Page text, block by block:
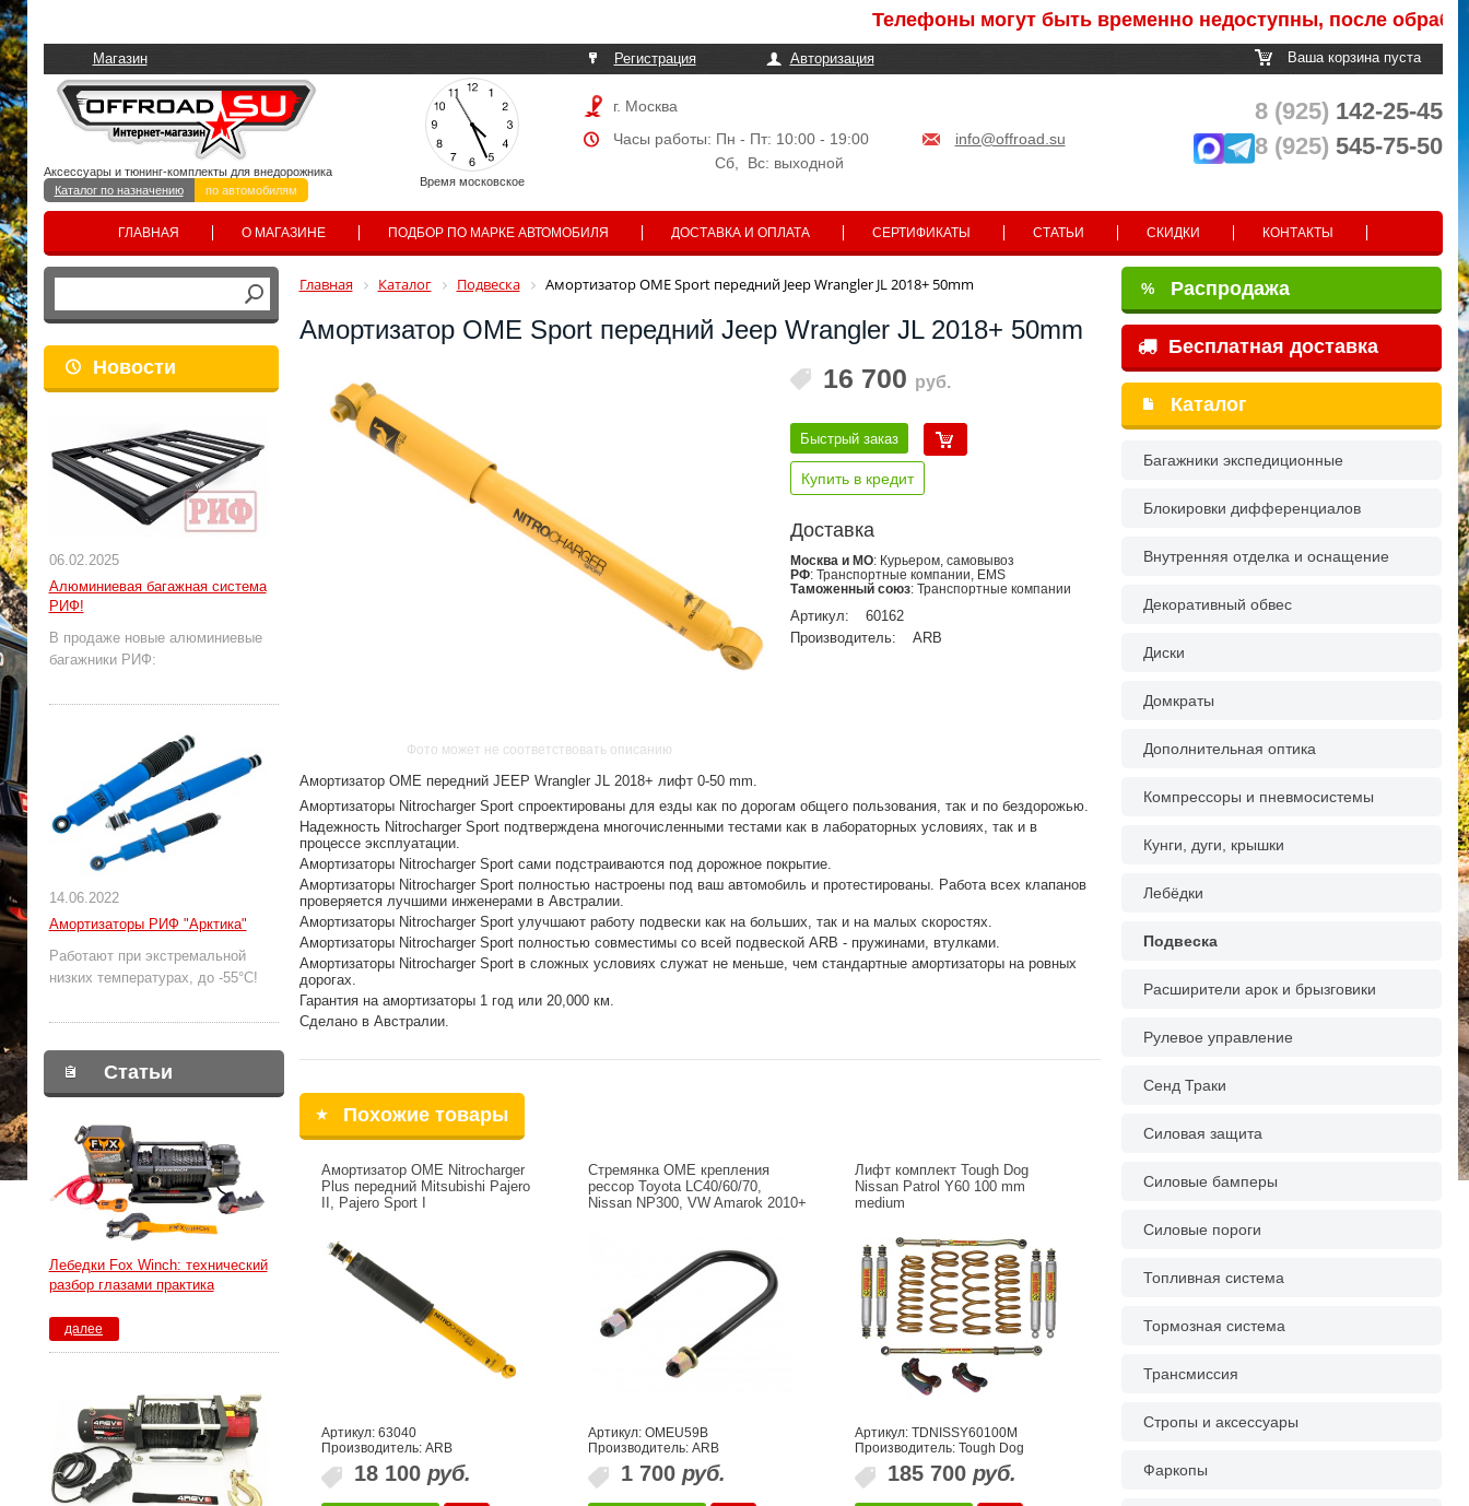
Телефоны могут быть временно недоступны, после обработки
Магазин Регистрация Авторизация Ваша корзина пуста
Время московское
Аксессуары и тюнинг-комплекты для внедорожника
Каталог по назначению
по автомобилям
г. Москва
Часы работы: Пн - Пт: 10:00 - 19:00
info@offroad.su
Сб, Вс: выходной
8 (925) 142-25-45
8 (925) 545-75-50
ГЛАВНАЯ О МАГАЗИНЕ ПОДБОР ПО МАРКЕ АВТОМОБИЛЯ ДОСТАВКА И ОПЛАТА СЕРТИФИКАТЫ СТАТЬИ СКИДКИ КОНТАКТЫ
Новости
06.02.2025
Алюминиевая багажная система
РИФ!
В продаже новые алюминиевые
багажники РИФ:
14.06.2022
Амортизаторы РИФ "Арктика"
Работают при экстремальной
низких температурах, до -55°С!
Статьи
Лебедки Fox Winch: технический
разбор глазами практика
далее
Главная Каталог Подвеска Амортизатор OME Sport передний Jeep Wrangler JL 2018+ 50mm
Амортизатор OME Sport передний Jeep Wrangler JL 2018+ 50mm
Фото может не соответствовать описанию
16 700 руб.
Быстрый заказ
Купить в кредит
Доставка
Москва и МО: Курьером, самовывоз
РФ: Транспортные компании, EMS
Таможенный союз: Транспортные компании
Артикул:
60162
Производитель:
ARB
Амортизатор OME передний JEEP Wrangler JL 2018+ лифт 0-50 mm.
Амортизаторы Nitrocharger Sport спроектированы для езды как по дорогам общего пользования, так и по бездорожью.
Надежность Nitrocharger Sport подтверждена многочисленными тестами как в лабораторных условиях, так и в
процессе эксплуатации.
Амортизаторы Nitrocharger Sport сами подстраиваются под дорожное покрытие.
Амортизаторы Nitrocharger Sport полностью настроены под ваш автомобиль и протестированы. Работа всех клапанов
проверяется лучшими инженерами в Австралии.
Амортизаторы Nitrocharger Sport улучшают работу подвески как на больших, так и на малых скоростях.
Амортизаторы Nitrocharger Sport полностью совместимы со всей подвеской ARB - пружинами, втулками.
Амортизаторы Nitrocharger Sport в сложных условиях служат не меньше, чем стандартные амортизаторы на ровных
дорогах.
Гарантия на амортизаторы 1 год или 20,000 км.
Сделано в Австралии.
Похожие товары
Амортизатор OME Nitrocharger
Plus передний Mitsubishi Pajero
II, Pajero Sport I
Артикул: 63040
Производитель: ARB
18 100 руб.
Стремянка OME крепления
рессор Toyota LC40/60/70,
Nissan NP300, VW Amarok 2010+
Артикул: OMEU59B
Производитель: ARB
1 700 руб.
Лифт комплект Tough Dog
Nissan Patrol Y60 100 mm
medium
Артикул: TDNISSY60100M
Производитель: Tough Dog
185 700 руб.
% Распродажа
Бесплатная доставка
Каталог
Багажники экспедиционные
Блокировки дифференциалов
Внутренняя отделка и оснащение
Декоративный обвес
Диски
Домкраты
Дополнительная оптика
Компрессоры и пневмосистемы
Кунги, дуги, крышки
Лебёдки
Подвеска
Расширители арок и брызговики
Рулевое управление
Сенд Траки
Силовая защита
Силовые бамперы
Силовые пороги
Топливная система
Тормозная система
Трансмиссия
Стропы и аксессуары
Фаркопы